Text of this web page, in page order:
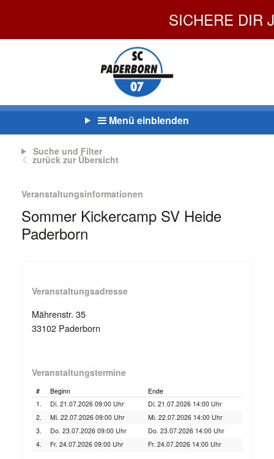
Menü einblenden
Suche und Filter
zurück zur Übersicht
Veranstaltungsinformationen
Sommer Kickercamp SV Heide
Paderborn
Veranstaltungsadresse
Mährenstr. 35
33102 Paderborn
Veranstaltungstermine
# Beginn
Ende
1.
Di. 21.07.2026 09:00 Uhr
Di. 21.07.2026 14:00 Uhr
2.
Mi. 22.07.2026 09:00 Uhr
Mi. 22.07.2026 14:00 Uhr
3.
Do. 23.07.2026 09:00 Uhr
Do. 23.07.2026 14:00 Uhr
4.
Fr. 24.07.2026 09:00 Uhr Fr. 24.07.2026 14:00 Uhr
SICHERE DIR